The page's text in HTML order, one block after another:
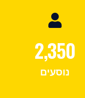
2,350
נוסעים